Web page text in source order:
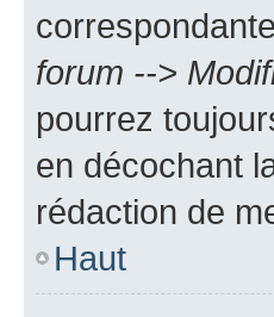
forum -->
pourrez
en décochant
rédaction de
Haut